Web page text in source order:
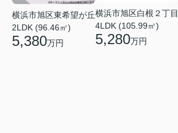
横浜市旭区東希望が丘
2LDK (96.46㎡)
5,380万円
横浜市旭区白根２丁目
4LDK (105.99㎡)
5,280万円